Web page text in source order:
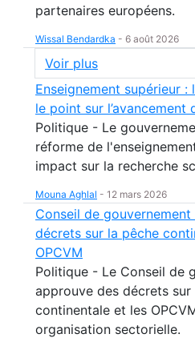
partenaires européens.
Wissal Bendardka - 6 août 2026
Voir plus
Enseignement supérieur
le point sur l’avancement
Politique - Le
réforme de
impact sur la recherche
Mouna Aghlal - 12 mars 2026
Conseil de
décrets sur la pêche
OPCVM
Politique - Le Conseil de
approuve des décrets sur
continentale et les
organisation sectorielle.